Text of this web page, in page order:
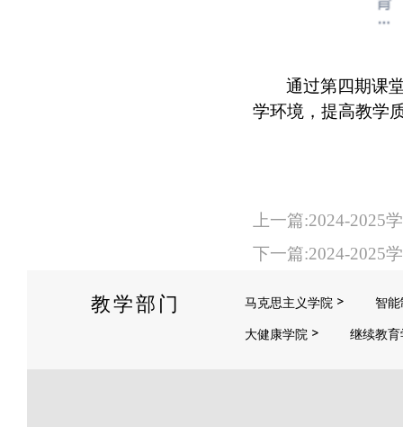
通过第四期课
学环境，提高教学
上一篇:2024-2025
下一篇:2024-2025
教学部门 马克思主义学院
智
大健康学院
继续教